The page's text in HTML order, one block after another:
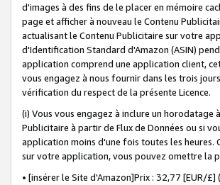
d'images à des fins de le placer en mémoire
page et afficher à nouveau le Contenu
actualisant le Contenu Publicitaire sur votre
d'Identification Standard d'Amazon (ASIN)
application comprend une application client,
vous engagez à nous fournir dans les trois
vérification du respect de la présente Licence.
(i) Vous vous engagez à inclure un
Publicitaire à partir de Flux de Données ou si
application moins d'une fois toutes les
sur votre application, vous pouvez omettre la
• [insérer le Site d'Amazon]Prix : 32,77